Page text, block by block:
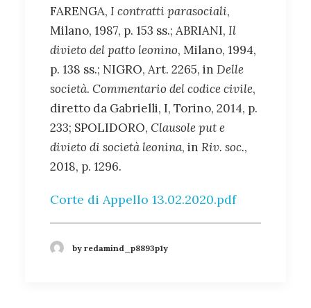
FARENGA, I contratti parasociali,
Milano, 1987, p. 153 ss.; ABRIANI, Il
divieto del patto leonino, Milano, 1994,
p. 138 ss.; NIGRO, Art. 2265, in Delle
società. Commentario del codice civile,
diretto da Gabrielli, I, Torino, 2014, p.
233; SPOLIDORO, Clausole put e
divieto di società leonina, in Riv. soc.,
2018, p. 1296.
Corte di Appello 13.02.2020.pdf
by redamind_p8893p1y